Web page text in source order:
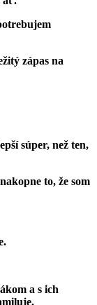
zápas na
súper, než ten,
to, že som
a s ich